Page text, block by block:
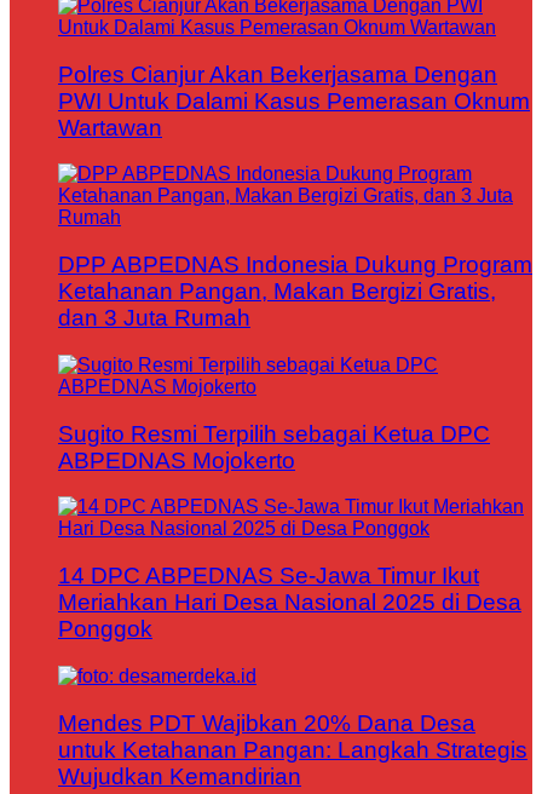
Polres Cianjur Akan Bekerjasama Dengan
PWI Untuk Dalami Kasus Pemerasan Oknum
Wartawan
DPP ABPEDNAS Indonesia Dukung Program
Ketahanan Pangan, Makan Bergizi Gratis,
dan 3 Juta Rumah
Sugito Resmi Terpilih sebagai Ketua DPC
ABPEDNAS Mojokerto
14 DPC ABPEDNAS Se-Jawa Timur Ikut
Meriahkan Hari Desa Nasional 2025 di Desa
Ponggok
Mendes PDT Wajibkan 20% Dana Desa
untuk Ketahanan Pangan: Langkah Strategis
Wujudkan Kemandirian